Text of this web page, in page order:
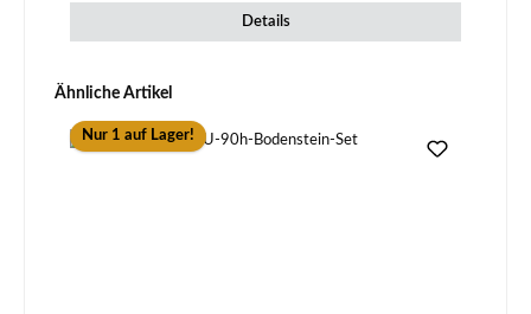
Details
Produktgalerie überspringen
Ähnliche Artikel
Nur 1 auf Lager!